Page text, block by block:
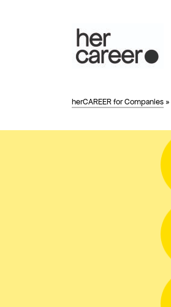
herCAREER for Companies »